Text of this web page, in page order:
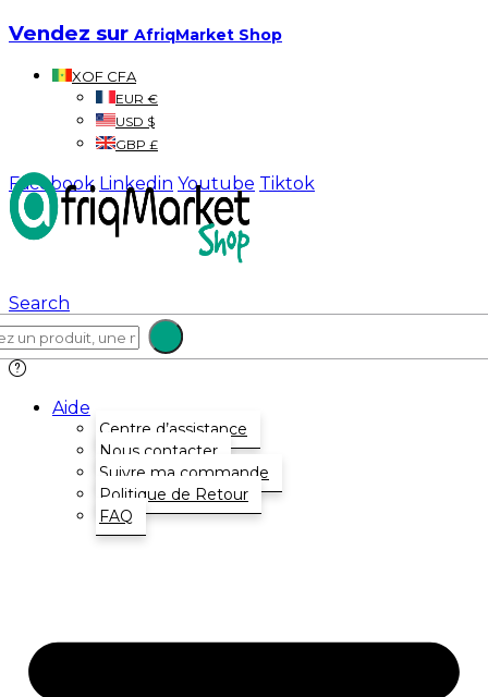
Vendez sur AfriqMarket Shop
XOF CFA
EUR €
USD $
GBP £
Facebook Linkedin Youtube Tiktok
Search
Aide
Centre d’assistance
Nous contacter
Suivre ma commande
Politique de Retour
FAQ